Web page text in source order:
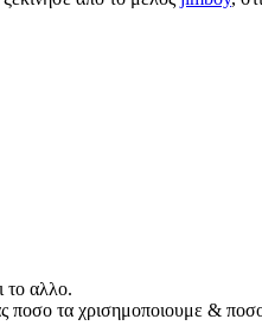
το αλλο.
ποσο τα χρισημοποιουμε &